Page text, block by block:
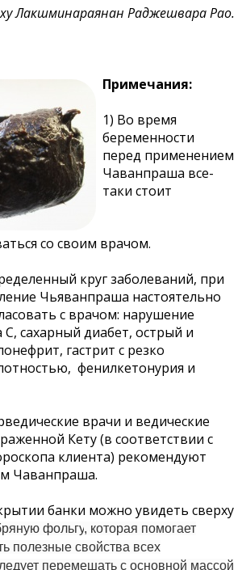
Лакшминараянан Раджешвара Рао.
Примечания:
1) Во время
беременности
перед применением
Чаванпраша все-
таки стоит
со своим врачом.
круг заболеваний, при
Чьяванпраша настоятельно
с врачом: нарушение
сахарный диабет, острый и
гастрит с резко
фенилкетонурия и
врачи и ведические
Кету (в соответствии с
клиента) рекомендуют
Чаванпраша.
банки можно увидеть сверху
фольгу, которая помогает
полезные свойства всех
перемешать с основной массой